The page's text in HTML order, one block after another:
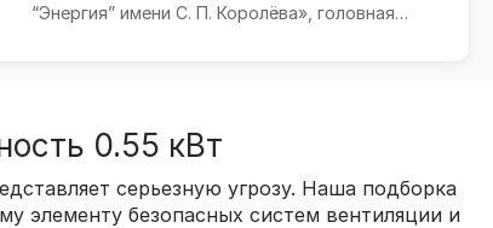
“Энергия” имени С. П. Королёва», головная
0.55 кВт
серьезную угрозу. Наша подборка
элементу безопасных систем вентиляции и